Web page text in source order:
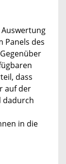
Panels des
dass
auf der
dadurch
in die